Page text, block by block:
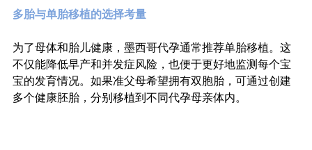
多胎与单胎移植的选择考量
为了母体和胎儿健康，墨西哥代孕通常推荐单胎移植。这
不仅能降低早产和并发症风险，也便于更好地监测每个宝
宝的发育情况。如果准父母希望拥有双胞胎，可通过创建
多个健康胚胎，分别移植到不同代孕母亲体内。